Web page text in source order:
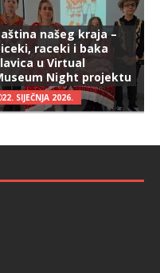
našeg kraja –
raceki i baka
u Virtual
Night projektu
22. SIJEČNJA 2026.